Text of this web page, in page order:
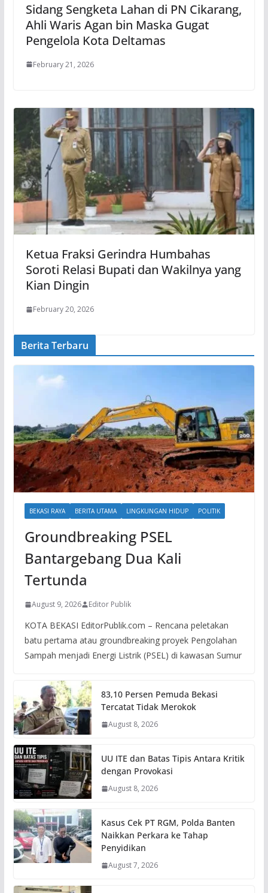
Sidang Sengketa Lahan di PN Cikarang,
Ahli Waris Agan bin Maska Gugat
Pengelola Kota Deltamas
February 21, 2026
Ketua Fraksi Gerindra Humbahas
Soroti Relasi Bupati dan Wakilnya yang
Kian Dingin
February 20, 2026
Berita Terbaru
BEKASI RAYA BERITA UTAMA LINGKUNGAN HIDUP POLITIK
Groundbreaking PSEL
Bantargebang Dua Kali
Tertunda
August 9, 2026 Editor Publik
KOTA BEKASI EditorPublik.com – Rencana peletakan
batu pertama atau groundbreaking proyek Pengolahan
Sampah menjadi Energi Listrik (PSEL) di kawasan Sumur
83,10 Persen Pemuda Bekasi
Tercatat Tidak Merokok
August 8, 2026
UU ITE dan Batas Tipis Antara Kritik
dengan Provokasi
August 8, 2026
Kasus Cek PT RGM, Polda Banten
Naikkan Perkara ke Tahap
Penyidikan
August 7, 2026